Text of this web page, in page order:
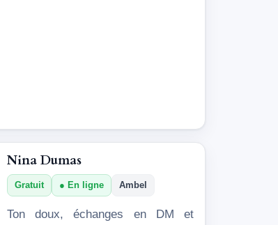
Nina Dumas
Gratuit En ligne Ambel
Ton doux, échanges en DM et